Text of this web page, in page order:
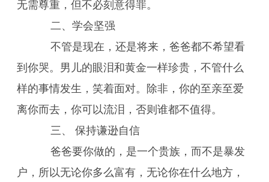
无需尊重，但不必刻意得罪。
二、学会坚强
不管是现在，还是将来，爸爸都不希望看
到你哭。男儿的眼泪和黄金一样珍贵，不管什么
样的事情发生，笑着面对。除非，你的至亲至爱
离你而去，你可以流泪，否则谁都不值得。
三、 保持谦逊自信
爸爸要你做的，是一个贵族，而不是暴发
户，所以无论你多么富有，无论你在什么地方，